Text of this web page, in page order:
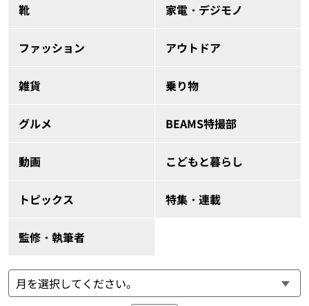
靴 家電・デジモノ
ファッション アウトドア
雑貨 乗り物
グルメ BEAMS特撮部
動画 こどもと暮らし
トピックス 特集・連載
監修・執筆者